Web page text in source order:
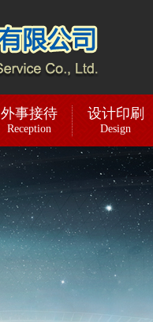
外事接待
Reception
设计印刷
Design